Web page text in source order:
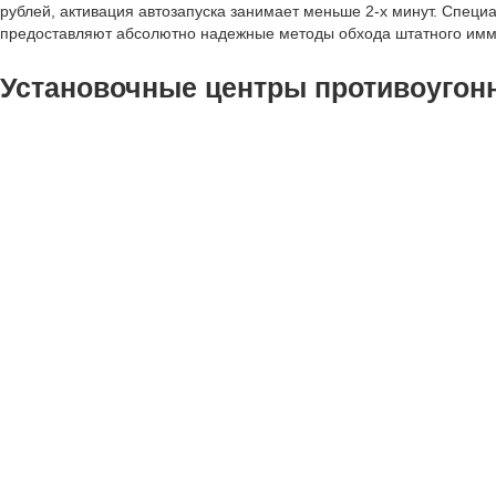
рублей, активация автозапуска занимает меньше 2-х минут.
предоставляют абсолютно надежные методы обхода штатного
Установочные центры